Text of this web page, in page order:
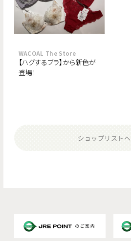
WACOAL The Store
【ハグするブラ】から新色が
登場！
ショップリストへ